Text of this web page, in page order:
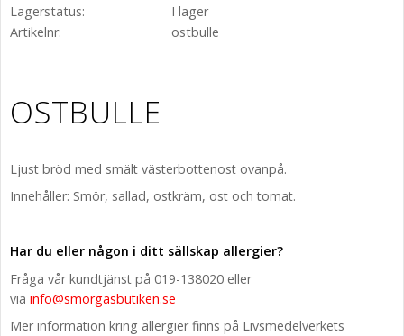
Lagerstatus
I lager
Artikelnr
ostbulle
OSTBULLE
Ljust bröd med smält västerbottenost ovanpå.
Innehåller: Smör, sallad, ostkräm, ost och tomat.
Har du eller någon i ditt sällskap allergier?
Fråga vår kundtjänst på 019-138020 eller
via info@smorgasbutiken.se
Mer information kring allergier finns på Livsmedelverkets